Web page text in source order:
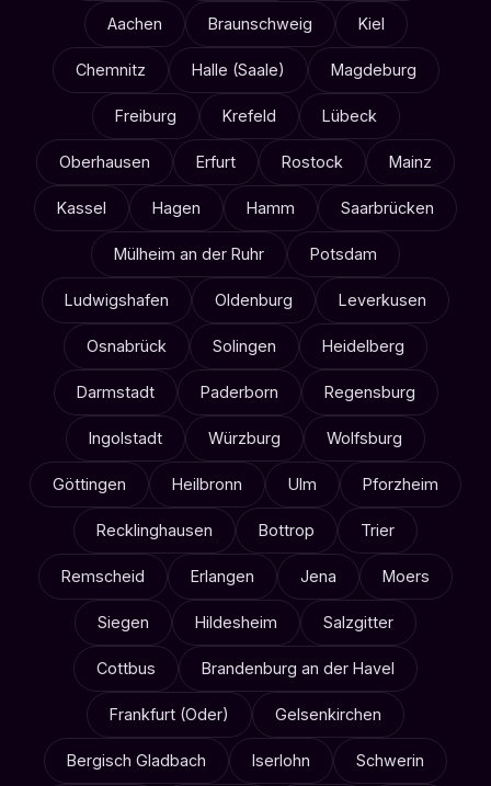
Aachen Braunschweig Kiel
Chemnitz Halle (Saale) Magdeburg
Freiburg Krefeld Lübeck
Oberhausen Erfurt Rostock Mainz
Kassel Hagen Hamm Saarbrücken
Mülheim an der Ruhr Potsdam
Ludwigshafen Oldenburg Leverkusen
Osnabrück Solingen Heidelberg
Darmstadt Paderborn Regensburg
Ingolstadt Würzburg Wolfsburg
Göttingen Heilbronn Ulm Pforzheim
Recklinghausen Bottrop Trier
Remscheid Erlangen Jena Moers
Siegen Hildesheim Salzgitter
Cottbus Brandenburg an der Havel
Frankfurt (Oder) Gelsenkirchen
Bergisch Gladbach Iserlohn Schwerin